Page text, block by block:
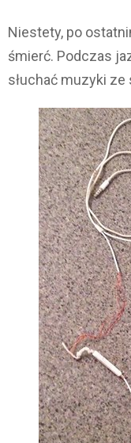
Niestety, po
śmierć. Podczas
słuchać muzyki